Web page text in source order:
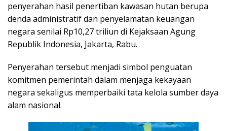
penyerahan hasil penertiban kawasan hutan berupa
denda administratif dan penyelamatan keuangan
negara senilai Rp10,27 triliun di Kejaksaan Agung
Republik Indonesia, Jakarta, Rabu.
Penyerahan tersebut menjadi simbol penguatan
komitmen pemerintah dalam menjaga kekayaan
negara sekaligus memperbaiki tata kelola sumber daya
alam nasional.